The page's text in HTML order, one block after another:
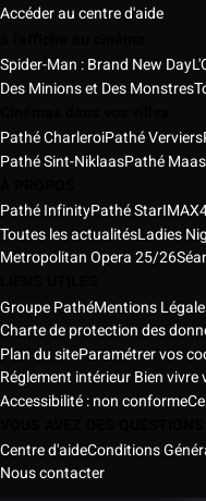
Accéder au centre d'aide
Spider-Man : Brand New Day
Des Minions et Des Monstres
Pathé CharleroiPathé Verviers
Pathé Sint-NiklaasPathé
Pathé InfinityPathé StarIMAX
Toutes les actualitésLadies
Metropolitan Opera 25/26
Groupe PathéMentions
Charte de protection des
Plan du siteParamétrer vos
Réglement intérieur Bien vivre
Accessibilité : non conforme
Centre d'aideConditions
Nous contacter